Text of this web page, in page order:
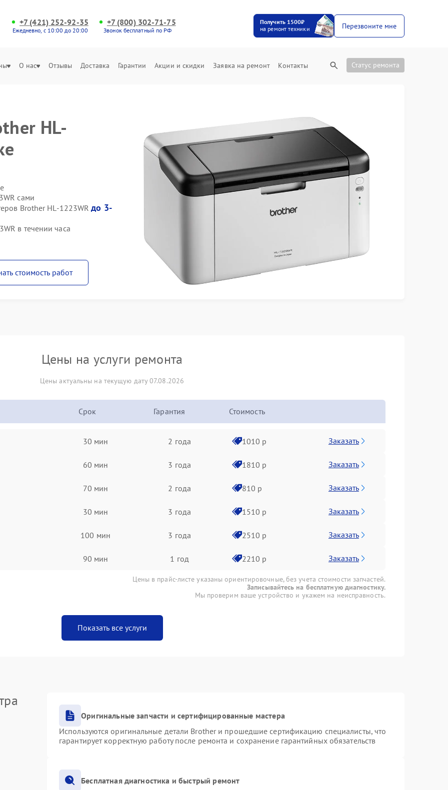
+7 (421) 252-92-35
Ежедневно, с 10:00 до 20:00
+7 (800) 302-71-75
Звонок бесплатный по РФ
Получить 1500₽
на ремонт техники
Перезвоните мне
О нас Отзывы Доставка Гарантии Акции и скидки Заявка на ремонт Контакты Статус ремонта
HL-
сами
Brother HL-1223WRдо 3-
в течении часа
стоимость работ
Цены на услуги ремонта
Цены актуальны на текущую дату 07.08.2026
Срок Гарантия Стоимость
30 мин 2 года 1010 р Заказать
60 мин 3 года 1810 р Заказать
70 мин 2 года 810 р Заказать
30 мин 3 года 1510 р Заказать
100 мин 3 года 2510 р Заказать
90 мин 1 год 2210 р Заказать
Цены в прайс-листе указаны ориентировочные, без учета стоимости запчастей.
Записывайтесь на бесплатную диагностику.
Мы проверим ваше устройство и укажем на неисправность.
Показать все услуги
Оригинальные запчасти и сертифицированные мастера
Используются оригинальные детали Brother и прошедшие сертификацию специалисты, что
гарантирует корректную работу после ремонта и сохранение гарантийных обязательств
Бесплатная диагностика и быстрый ремонт